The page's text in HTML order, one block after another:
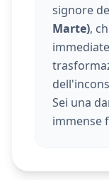
signore
Marte),
Sei una
immense